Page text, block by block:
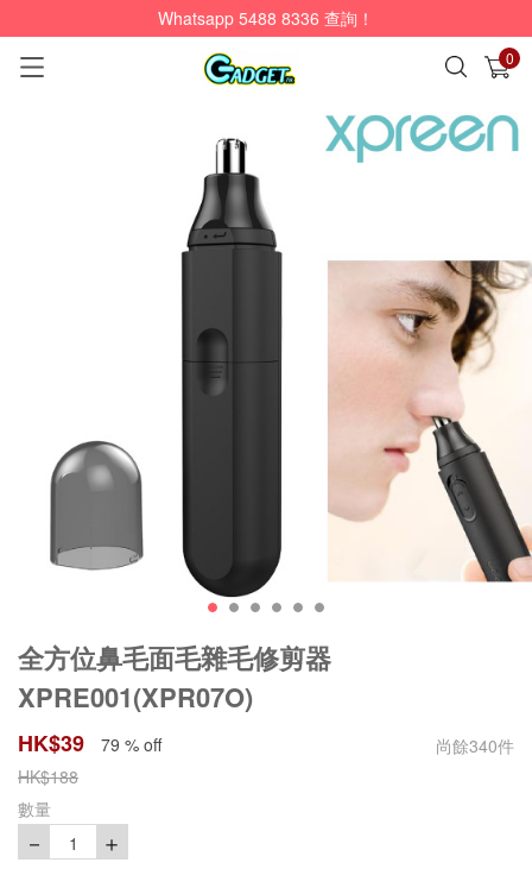
Whatsapp 5488 8336 查詢！
0
已加入購物車 查看
全方位鼻毛面毛雜毛修剪器
XPRE001(XPR07O)
HK$39 79 % off 尚餘340件
HK$188
數量
－ 1 ＋